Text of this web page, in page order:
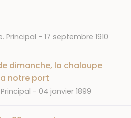
Principal DATE
17 septembre 1910
dimanche, la chaloupe
notre port
DATE
04 janvier 1899